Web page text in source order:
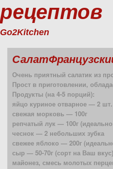
рецептов
Go2Kitchen
Очень приятный салатик из
Прост в приготовлении,
Продукты (на 4-5 порций):
яйцо куриное отварное — 2 шт.
свежая морковь — 100г
репчатый лук — 100г
чеснок — 2 небольших зубка
свежее яблоко — 200г
сыр — 50-70г (сорт на Ваш вкус)
майонез, смесь молотых